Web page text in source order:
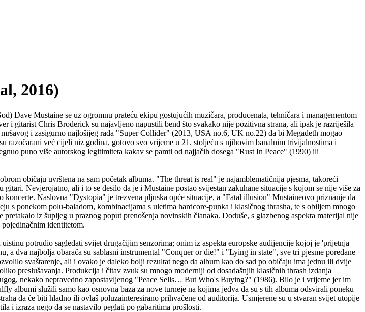
2016)
Dave Mustaine se uz ogromnu prateću ekipu gostujućih muzičara, producenata, tehničara i managementom
gitarist Chris Broderick su najavljeno napustili bend što svakako nije pozitivna strana, ali ipak je razriješila
i zasigurno najlošijeg rada "Super Collider" (2013, USA no.6, UK no.22) da bi Megadeth mogao
već cijeli niz godina, gotovo svo vrijeme u 21. stoljeću s njihovim banalnim trivijalnostima i
puno više autorskog legitimiteta kakav se pamti od najjačih dosega "Rust In Peace" (1990) ili
običaju uvrštena na sam početak albuma. "The threat is real" je najamblematičnija pjesma, takoreći
Nevjerojatno, ali i to se desilo da je i Mustaine postao svijestan zakuhane situacije s kojom se nije više za
Naslovna "Dystopia" je trezvena pljuska opće situacije, a "Fatal illusion" Mustaineovo priznanje da
s ponekom polu-baladom, kombinacijama s uletima hardcore-punka i klasičnog thrasha, te s obiljem mnogo
iz šupljeg u praznog poput prenošenja novinskih članaka. Doduše, s glazbenog aspekta materijal nije
identitetom.
potrudio sagledati svijet drugačijim senzorima; onim iz aspekta europske audijencije kojoj je 'prijetnja
a dva najbolja obarača su sablasni instrumental "Conquer or die!" i "Lying in state", sve tri pjesme poredane
svaštarenje, ali i ovako je daleko bolji rezultat nego da album kao do sad po običaju ima jednu ili dvije
preslušavanja. Produkcija i čitav zvuk su mnogo moderniji od dosadašnjih klasičnih thrash izdanja
nekako nepravedno zapostavljenog "Peace Sells… But Who's Buying?" (1986). Bilo je i vrijeme jer im
albumi služili samo kao osnovna baza za nove turneje na kojima jedva da su s tih albuma odsvirali poneku
da će biti hladno ili ovlaš poluzainteresirano prihvaćene od auditorija. Usmjerene su u stvaran svijet utopije
i izraza nego da se nastavilo peglati po gabaritima prošlosti.